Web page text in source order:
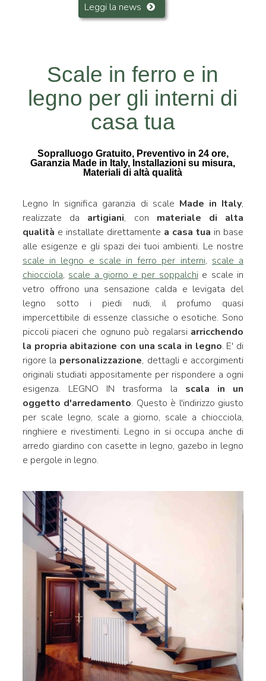
Leggi la news
Scale in ferro e in
legno per gli interni di
casa tua
Sopralluogo Gratuito, Preventivo in 24 ore,
Garanzia Made in Italy, Installazioni su misura,
Materiali di altà qualità
Legno In significa garanzia di scale Made in Italy,
realizzate da artigiani, con materiale di alta
qualità e installate direttamente a casa tua in base
alle esigenze e gli spazi dei tuoi ambienti. Le nostre
scale in legno e scale in ferro per interni, scale a
chiocciola, scale a giorno e per soppalchie scale in
vetro offrono una sensazione calda e levigata del
legno sotto i piedi nudi, il profumo quasi
impercettibile di essenze classiche o esotiche. Sono
piccoli piaceri che ognuno può regalarsiarricchendo
la propria abitazione con una scala in legno. E' di
rigore la personalizzazione, dettagli e accorgimenti
originali studiati appositamente per rispondere a ogni
esigenza. LEGNO IN trasforma la scala in un
oggetto d'arredamento. Questo è l'indirizzo giusto
per scale legno, scale a giorno, scale a chiocciola,
ringhiere e rivestimenti. Legno in si occupa anche di
arredo giardino con casette in legno, gazebo in legno
e pergole in legno.